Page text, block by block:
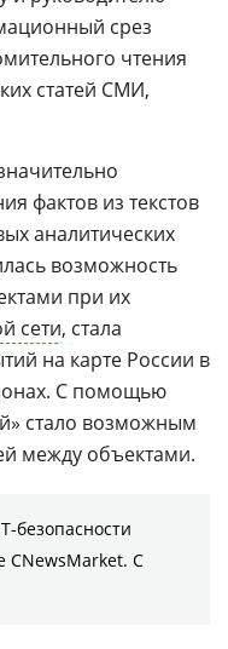
срез
чтения
статей СМИ,
фактов из текстов
аналитических
возможность
при их
сети, стала
на карте России в
С помощью
стало возможным
между объектами.
безопасности
CNewsMarket. С